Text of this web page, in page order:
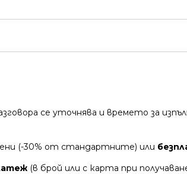
се уточнява и времето за
(-30% от стандартните) или
(в брой или с карта при